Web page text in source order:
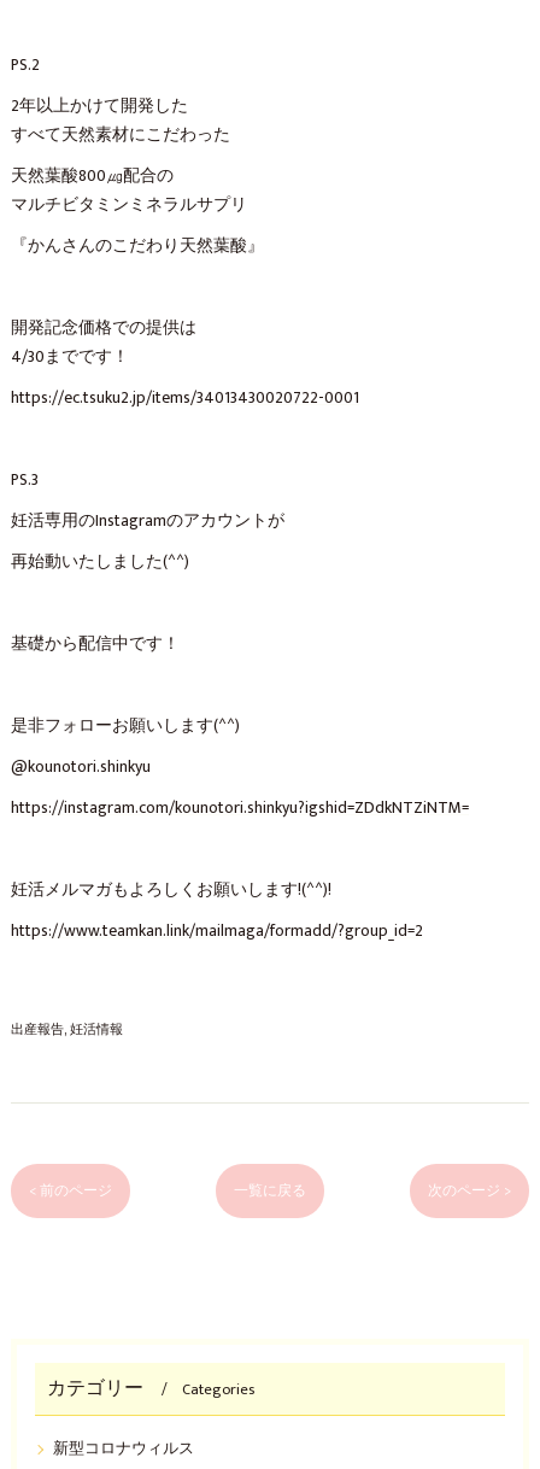
PS.2
2年以上かけて開発した
すべて天然素材にこだわった
天然葉酸800㎍配合の
マルチビタミンミネラルサプリ
『かんさんのこだわり天然葉酸』
開発記念価格での提供は
4/30までです！
https://ec.tsuku2.jp/items/34013430020722-0001
PS.3
妊活専用のInstagramのアカウントが
再始動いたしました(^^)
基礎から配信中です！
是非フォローお願いします(^^)
@kounotori.shinkyu ⁡⁡
https://instagram.com/kounotori.shinkyu?igshid=ZDdkNTZiNTM=
妊活メルマガもよろしくお願いします!(^^)!
https://www.teamkan.link/mailmaga/formadd/?group_id=2
出産報告 妊活情報
< 前のページ 一覧に戻る 次のページ >
カテゴリー Categories
新型コロナウィルス